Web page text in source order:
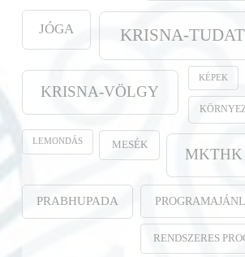
JÓGA KRISNA-TUDAT
KRISNA-VÖLGY
KÉPEK
LEMONDÁS MESÉK
MKTHK
PRABHUPADA
RENDSZERES